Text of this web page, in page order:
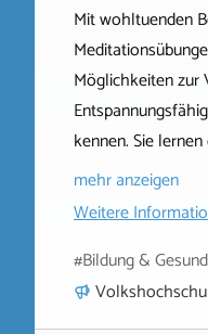
Mit wohltuenden
Möglichkeiten zur
kennen. Sie lernen
mehr anzeigen
Weitere
#Bildung &